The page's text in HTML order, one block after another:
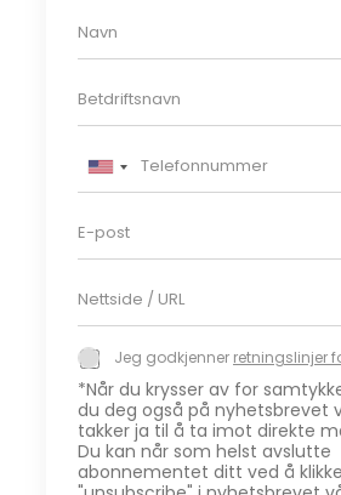
a
v
n
i
n
b
d
r
i
f
t
*
l
e
f
o
n
n
u
m
m
e
r
*
U
i
e
d
S
t
a
t
-
p
o
s
t
*
i
n
n
e
t
t
s
i
R
e
t
n
i
n
Jeg godkjenner retningslinjer
*Når du krysser av for
du deg også på nyhetsbrevet
takker ja til å ta imot direkte
Du kan når som helst avslutte
abonnementet ditt ved å